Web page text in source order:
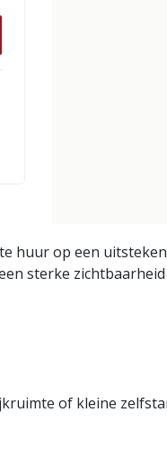
huur op een
sterke
of kleine